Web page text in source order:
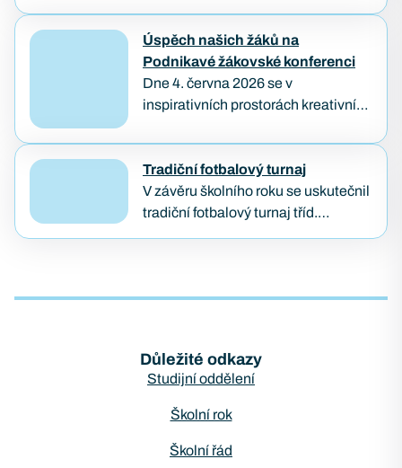
roku naši studenti prožívali. Třídenní
výlet IT3A a BP1B…
Úspěch našich žáků na
Podnikavé žákovské konferenci
Dne 4. června 2026 se v
inspirativních prostorách kreativního
Podnikavá žákovská konference,
kterou každoročně pořádá
organizace Lipka. Tato konference
je zaměřena na podporu
Tradiční fotbalový turnaj
V závěru školního roku se uskutečnil
tradiční fotbalový turnaj tříd.
Důležité odkazy
Studijní oddělení
Školní rok
Školní řád